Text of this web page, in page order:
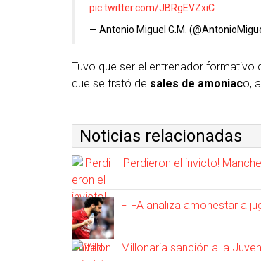
pic.twitter.com/JBRgEVZxiC
— Antonio Miguel G.M.
Tuvo que ser el entrenador formativo
que se trató de sales de amoniaco,
Noticias relacionadas
¡Perdieron el invicto!
FIFA analiza amonestar a
Millonaria sanción a la